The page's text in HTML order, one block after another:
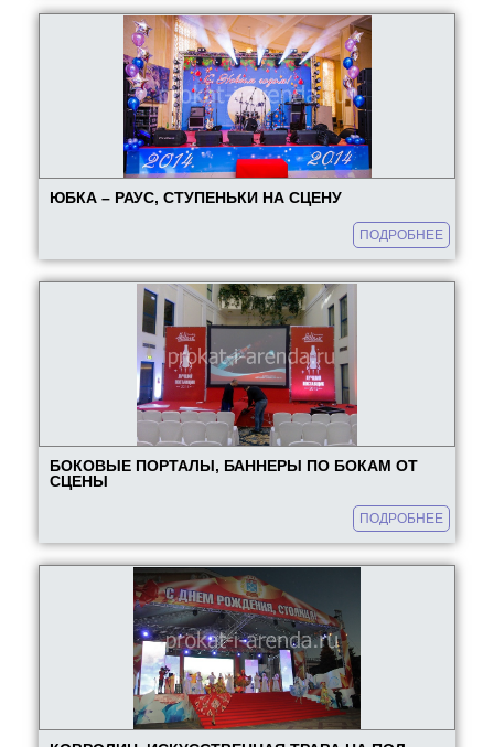
ЮБКА – РАУС, СТУПЕНЬКИ НА СЦЕНУ
ПОДРОБНЕЕ
БОКОВЫЕ ПОРТАЛЫ, БАННЕРЫ ПО БОКАМ ОТ
СЦЕНЫ
ПОДРОБНЕЕ